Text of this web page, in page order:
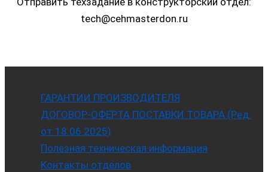
tech@cehmasterdon.ru
ГАРАНТИИ ПРОИЗВОДИТЕЛЯ
ДОГОВОР-ОФЕРТА ПОСТАВКИ ТОВАРА (Ред.
от 18.06.2025)
Полезная техническая информация
Контакты отделов